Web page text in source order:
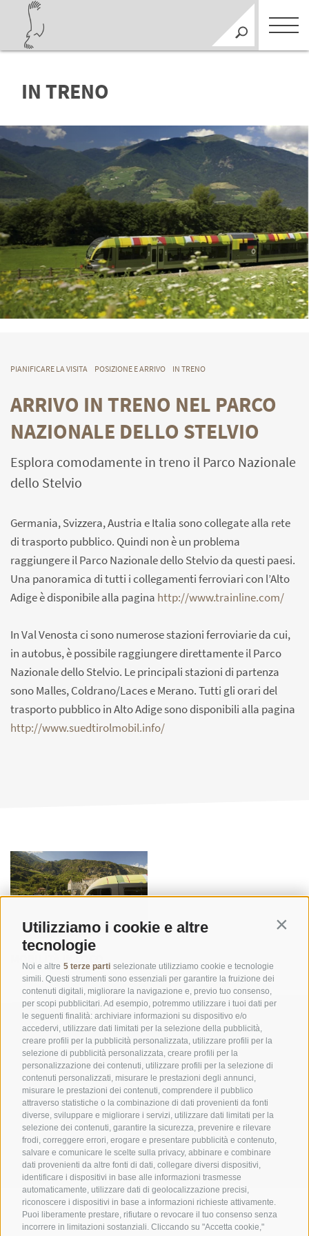
Utilizziamo i cookie e altre
tecnologie
Noi e altre 5 terze parti selezionate utilizziamo cookie e tecnologie
simili. Questi strumenti sono essenziali per garantire la fruizione dei
contenuti digitali, migliorare la navigazione e, previo tuo consenso,
per scopi pubblicitari. Ad esempio, potremmo utilizzare i tuoi dati per
le seguenti finalità: archiviare informazioni su dispositivo e/o
accedervi, utilizzare dati limitati per la selezione della pubblicità,
creare profili per la pubblicità personalizzata, utilizzare profili per la
selezione di pubblicità personalizzata, creare profili per la
personalizzazione dei contenuti, utilizzare profili per la selezione di
contenuti personalizzati, misurare le prestazioni degli annunci,
misurare le prestazioni dei contenuti, comprendere il pubblico
attraverso statistiche o la combinazione di dati provenienti da fonti
diverse, sviluppare e migliorare i servizi, utilizzare dati limitati per la
selezione dei contenuti, garantire la sicurezza, prevenire e rilevare
frodi, correggere errori, erogare e presentare pubblicità e contenuto,
salvare e comunicare le scelte sulla privacy, abbinare e combinare
dati provenienti da altre fonti di dati, collegare diversi dispositivi,
identificare i dispositivi in base alle informazioni trasmesse
automaticamente, utilizzare dati di geolocalizzazione precisi,
riconoscere i dispositivi in base a informazioni richieste attivamente.
Puoi liberamente prestare, rifiutare o revocare il tuo consenso senza
incorrere in limitazioni sostanziali. Cliccando su "Accetta cookie,"
IN TRENO
PIANIFICARE LA VISITA POSIZIONE E ARRIVO IN TRENO
ARRIVO IN TRENO NEL PARCO
NAZIONALE DELLO STELVIO
Esplora comodamente in treno il Parco Nazionale
dello Stelvio
Germania, Svizzera, Austria e Italia sono collegate alla rete
di trasporto pubblico. Quindi non è un problema
raggiungere il Parco Nazionale dello Stelvio da questi paesi.
Una panoramica di tutti i collegamenti ferroviari con l’Alto
Adige è disponibile alla pagina http://www.trainline.com/
In Val Venosta ci sono numerose stazioni ferroviarie da cui,
in autobus, è possibile raggiungere direttamente il Parco
Nazionale dello Stelvio. Le principali stazioni di partenza
sono Malles, Coldrano/Laces e Merano. Tutti gli orari del
trasporto pubblico in Alto Adige sono disponibili alla pagina
http://www.suedtirolmobil.info/
MOBILITÀ IN LOCO
UFFICIO PER IL PARCO NAZIONALE DELLO STELVIO
SOCIAL MEDIA POLICY | CREDITS | MAPPA DEL SITO | COOKIE POLICY | PRIVACY
Preferenze Cookies